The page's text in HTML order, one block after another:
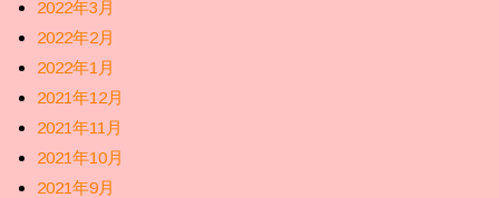
2022年3月
2022年2月
2022年1月
2021年12月
2021年11月
2021年10月
2021年9月